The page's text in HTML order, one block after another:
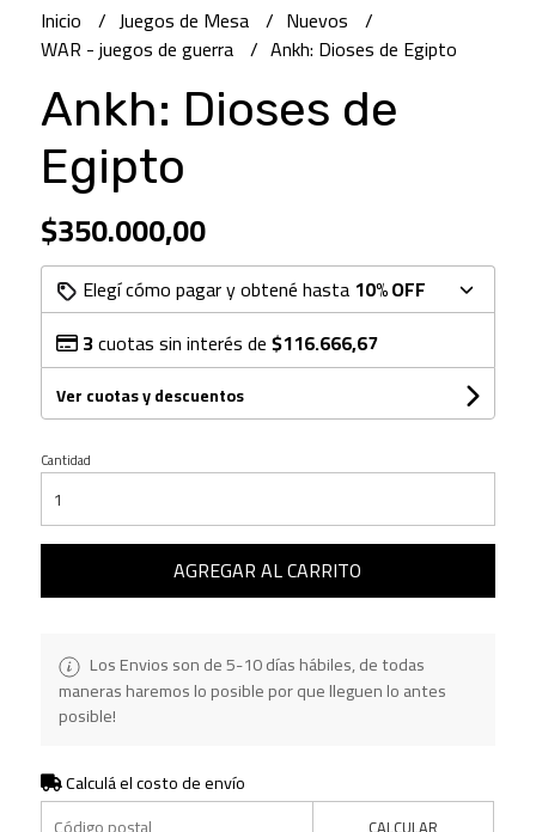
Inicio Juegos de Mesa
Nuevos
WAR - juegos de guerra
Ankh: Dioses de Egipto
Ankh: Dioses de
Egipto
$350.000,00
Elegí cómo pagar y obtené hasta 10% OFF
3cuotas sin interés de$116.666,67
Ver cuotas y descuentos
Cantidad
AGREGAR AL CARRITO
Los Envios son de 5-10 días hábiles, de todas
maneras haremos lo posible por que lleguen lo antes
posible!
Calculá el costo de envío